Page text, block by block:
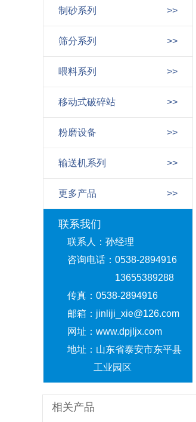
制砂系列 >>
筛分系列 >>
喂料系列 >>
移动式破碎站 >>
粉磨设备 >>
输送机系列 >>
更多产品 >>
联系我们
联系人：孙经理
咨询电话：0538-2894916
13655389288
传真：0538-2894916
邮箱：jinliji_xie@126.com
网址：www.dpjljx.com
地址：山东省泰安市东平县
工业园区
相关产品